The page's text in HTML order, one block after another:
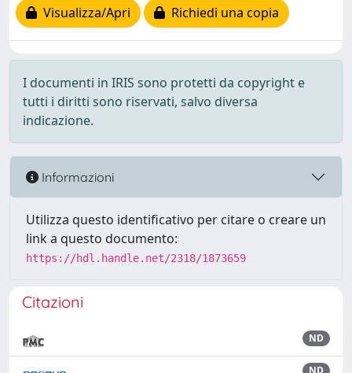
Visualizza/Apri
Richiedi una copia
I documenti in IRIS sono protetti da copyright e
tutti i diritti sono riservati, salvo diversa
indicazione.
Informazioni
Utilizza questo identificativo per citare o creare un
link a questo documento:
https://hdl.handle.net/2318/1873659
Citazioni
ND